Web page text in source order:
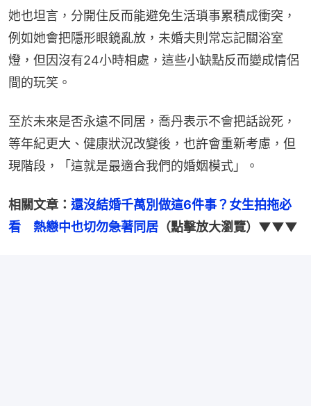
她也坦言，分開住反而能避免生活瑣事累積成衝突，
例如她會把隱形眼鏡亂放，未婚夫則常忘記關浴室
燈，但因沒有24小時相處，這些小缺點反而變成情侶
間的玩笑。
至於未來是否永遠不同居，喬丹表示不會把話說死，
等年紀更大、健康狀況改變後，也許會重新考慮，但
現階段，「這就是最適合我們的婚姻模式」。
相關文章： 還沒結婚千萬別做這6件事？女生拍拖必
看　熱戀中也切勿急著同居 （點擊放大瀏覽）▼▼▼